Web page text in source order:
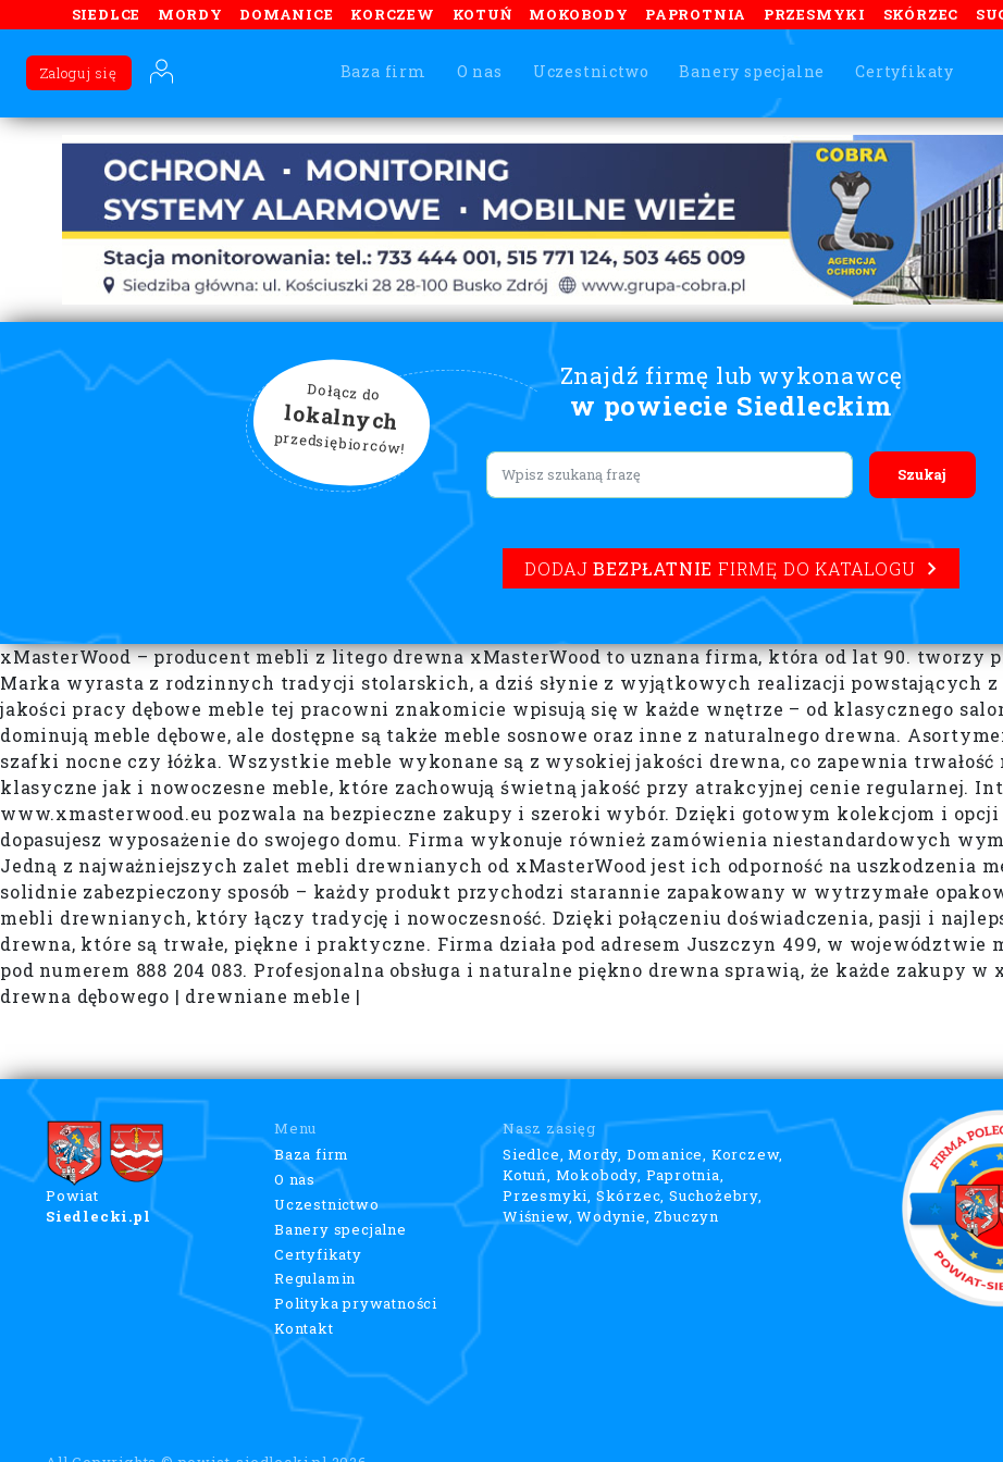
SIEDLCE MORDY DOMANICE KORCZEW KOTUŃ MOKOBODY PAPROTNIA PRZESMYKI SKÓRZEC
Baza firm O nas Uczestnictwo Banery specjalne Certyfikaty
Zaloguj się
Znajdź firmę lub wykonawcę
w powiecie Siedleckim
Dołącz do
lokalnych
przedsiębiorców!
Lorem ipsum
DODAJBEZPŁATNIE FIRMĘ DO KATALOGU
xMasterWood – producent mebli z litego drewna xMasterWood to uznana firma, która od lat 90. tworzy
Marka wyrasta z rodzinnych tradycji stolarskich, a dziś słynie z wyjątkowych realizacji powstających
jakości pracy dębowe meble tej pracowni znakomicie wpisują się w każde wnętrze – od klasycznego
dominują meble dębowe, ale dostępne są także meble sosnowe oraz inne z naturalnego drewna.
szafki nocne czy łóżka. Wszystkie meble wykonane są z wysokiej jakości drewna, co zapewnia
klasyczne jak i nowoczesne meble, które zachowują świetną jakość przy atrakcyjnej cenie regularnej.
www.xmasterwood.eu pozwala na bezpieczne zakupy i szeroki wybór. Dzięki gotowym kolekcjom i
dopasujesz wyposażenie do swojego domu. Firma wykonuje również zamówienia niestandardowych
Jedną z najważniejszych zalet mebli drewnianych od xMasterWood jest ich odporność na uszkodzenia
solidnie zabezpieczony sposób – każdy produkt przychodzi starannie zapakowany w wytrzymałe
mebli drewnianych, który łączy tradycję i nowoczesność. Dzięki połączeniu doświadczenia, pasji i
drewna, które są trwałe, piękne i praktyczne. Firma działa pod adresem Juszczyn 499, w
pod numerem 888 204 083. Profesjonalna obsługa i naturalne piękno drewna sprawią, że każde zakupy
drewna dębowego | drewniane meble |
Powiat
Siedlecki.pl
Menu
Baza firm
O nas
Uczestnictwo
Banery specjalne
Certyfikaty
Regulamin
Polityka prywatności
Kontakt
Nasz zasięg
Siedlce, Mordy, Domanice, Korczew,
Kotuń, Mokobody, Paprotnia,
Przesmyki, Skórzec, Suchożebry,
Wiśniew, Wodynie, Zbuczyn